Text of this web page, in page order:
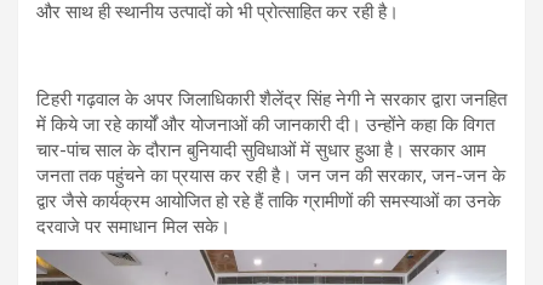
और साथ ही स्थानीय उत्पादों को भी प्रोत्साहित कर रही है।
टिहरी गढ़वाल के अपर जिलाधिकारी शैलेंद्र सिंह नेगी ने सरकार द्वारा जनहित
में किये जा रहे कार्यों और योजनाओं की जानकारी दी। उन्होंने कहा कि विगत
चार-पांच साल के दौरान बुनियादी सुविधाओं में सुधार हुआ है। सरकार आम
जनता तक पहुंचने का प्रयास कर रही है। जन जन की सरकार, जन-जन के
द्वार जैसे कार्यक्रम आयोजित हो रहे हैं ताकि ग्रामीणों की समस्याओं का उनके
दरवाजे पर समाधान मिल सके।